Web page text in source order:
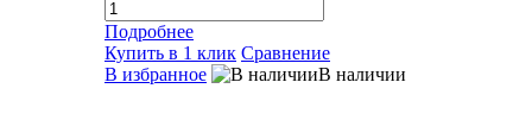
Подробнее
Купить в 1 клик Сравнение
В избранное
В наличии